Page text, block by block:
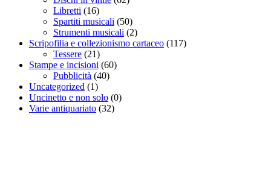
Libretti (16)
Spartiti musicali (50)
Strumenti musicali (2)
Scripofilia e collezionismo cartaceo (117)
Tessere (21)
Stampe e incisioni (60)
Pubblicità (40)
Uncategorized (1)
Uncinetto e non solo (0)
Varie antiquariato (32)